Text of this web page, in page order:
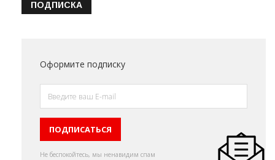
ПОДПИСКА
Оформите подписку
Не беспокойтесь, мы ненавидим спам